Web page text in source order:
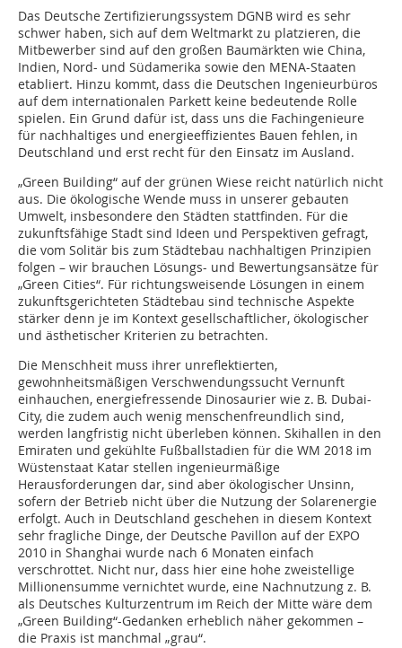
Das Deutsche Zertifizierungssystem DGNB wird es sehr
schwer haben, sich auf dem Weltmarkt zu platzieren, die
Mitbewerber sind auf den großen Baumärkten wie China,
Indien, Nord- und Südamerika sowie den MENA-Staaten
etabliert. Hinzu kommt, dass die Deutschen Ingenieurbüros
auf dem internationalen Parkett keine bedeutende Rolle
spielen. Ein Grund dafür ist, dass uns die Fachingenieure
für nachhaltiges und energieeffizientes Bauen fehlen, in
Deutschland und erst recht für den Einsatz im Ausland.
„Green Building“ auf der grünen Wiese reicht natürlich nicht
aus. Die ökologische Wende muss in unserer gebauten
Umwelt, insbesondere den Städten stattfinden. Für die
zukunftsfähige Stadt sind Ideen und Perspektiven gefragt,
die vom Solitär bis zum Städtebau nachhaltigen Prinzipien
folgen – wir brauchen Lösungs- und Bewertungsansätze für
„Green Cities“. Für richtungsweisende Lösungen in einem
zukunftsgerichteten Städtebau sind technische Aspekte
stärker denn je im Kontext gesellschaftlicher, ökologischer
und ästhetischer Kriterien zu betrachten.
Die Menschheit muss ihrer unreflektierten,
gewohnheitsmäßigen Verschwendungssucht Vernunft
einhauchen, energiefressende Dinosaurier wie z. B. Dubai-
City, die zudem auch wenig menschenfreundlich sind,
werden langfristig nicht überleben können. Skihallen in den
Emiraten und gekühlte Fußballstadien für die WM 2018 im
Wüstenstaat Katar stellen ingenieurmäßige
Herausforderungen dar, sind aber ökologischer Unsinn,
sofern der Betrieb nicht über die Nutzung der Solarenergie
erfolgt. Auch in Deutschland geschehen in diesem Kontext
sehr fragliche Dinge, der Deutsche Pavillon auf der EXPO
2010 in Shanghai wurde nach 6 Monaten einfach
verschrottet. Nicht nur, dass hier eine hohe zweistellige
Millionensumme vernichtet wurde, eine Nachnutzung z. B.
als Deutsches Kulturzentrum im Reich der Mitte wäre dem
„Green Building“-Gedanken erheblich näher gekommen –
die Praxis ist manchmal „grau“.